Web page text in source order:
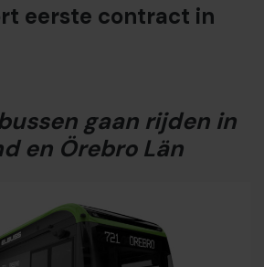
eerste contract in
gaan rijden in
en Örebro Län